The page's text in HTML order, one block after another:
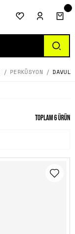
PERKÜSYON DAVUL
Toplam 6 ürün